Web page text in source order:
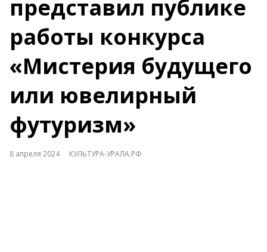
представил публике
работы конкурса
«Мистерия будущего
или ювелирный
футуризм»
8 апреля 2024 КУЛЬТУРА-УРАЛА.РФ